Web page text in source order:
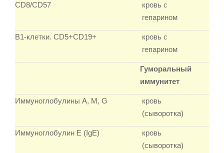
CD8/CD57
кровь с
гепарином
B1-клетки. CD5+CD19+
кровь с
гепарином
Гуморальный
иммунитет
Иммуноглобулины A, M, G
кровь
(сыворотка)
Иммуноглобулин Е (IgE)
кровь
(сыворотка)